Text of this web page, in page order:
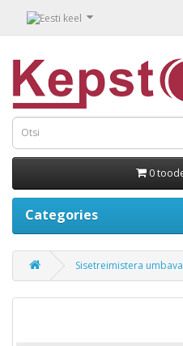
0
Categories
Sisetreimistera